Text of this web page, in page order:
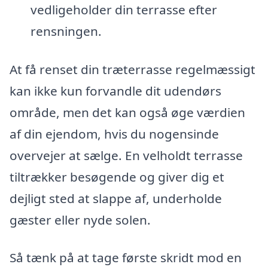
vedligeholder din terrasse efter
rensningen.
At få renset din træterrasse regelmæssigt
kan ikke kun forvandle dit udendørs
område, men det kan også øge værdien
af din ejendom, hvis du nogensinde
overvejer at sælge. En velholdt terrasse
tiltrækker besøgende og giver dig et
dejligt sted at slappe af, underholde
gæster eller nyde solen.
Så tænk på at tage første skridt mod en